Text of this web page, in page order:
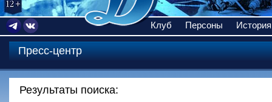
Клуб Персоны История
Пресс-центр
Результаты поиска: